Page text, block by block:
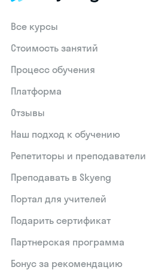
Все курсы
Стоимость занятий
Процесс обучения
Платформа
Отзывы
Наш подход к обучению
Репетиторы и преподаватели
Преподавать в Skyeng
Портал для учителей
Подарить сертификат
Партнерская программа
Бонус за рекомендацию